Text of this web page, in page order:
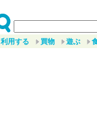
利用する 買物 遊ぶ